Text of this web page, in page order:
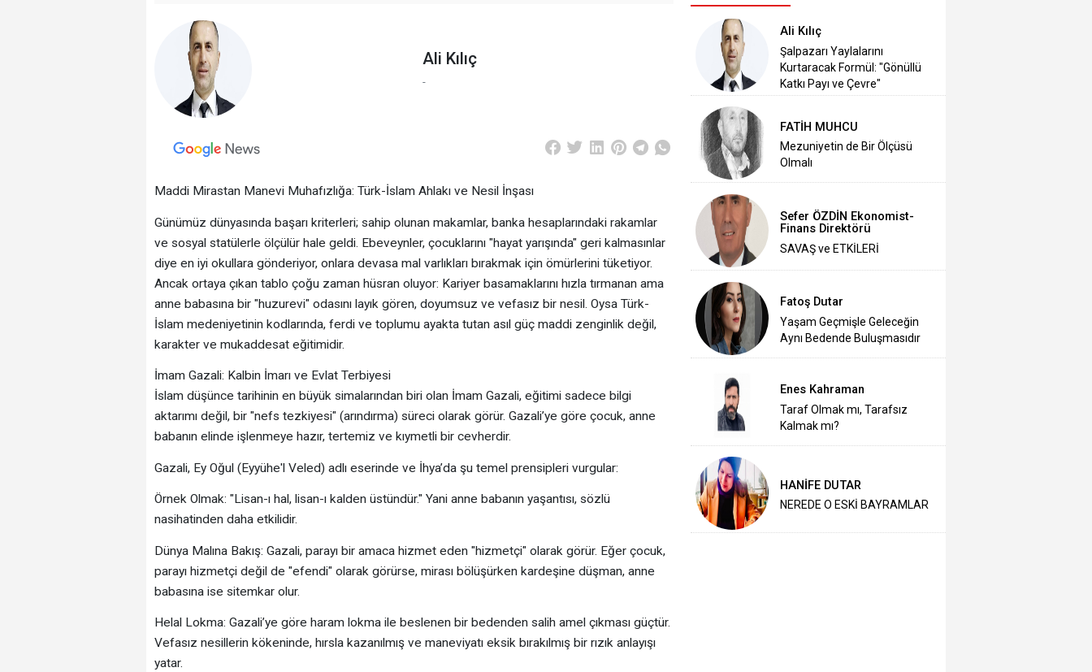
Ali Kılıç
-
Maddi Mirastan Manevi Muhafızlığa: Türk-İslam Ahlakı ve Nesil İnşası
​Günümüz dünyasında başarı kriterleri; sahip olunan makamlar, banka hesaplarındaki rakamlar
ve sosyal statülerle ölçülür hale geldi. Ebeveynler, çocuklarını "hayat yarışında" geri kalmasınlar
diye en iyi okullara gönderiyor, onlara devasa mal varlıkları bırakmak için ömürlerini tüketiyor.
Ancak ortaya çıkan tablo çoğu zaman hüsran oluyor: Kariyer basamaklarını hızla tırmanan ama
anne babasına bir "huzurevi" odasını layık gören, doyumsuz ve vefasız bir nesil. Oysa Türk-
İslam medeniyetinin kodlarında, ferdi ve toplumu ayakta tutan asıl güç maddi zenginlik değil,
karakter ve mukaddesat eğitimidir.
​İmam Gazali: Kalbin İmarı ve Evlat Terbiyesi
​İslam düşünce tarihinin en büyük simalarından biri olan İmam Gazali, eğitimi sadece bilgi
aktarımı değil, bir "nefs tezkiyesi" (arındırma) süreci olarak görür. Gazali’ye göre çocuk, anne
babanın elinde işlenmeye hazır, tertemiz ve kıymetli bir cevherdir.
​Gazali, Ey Oğul (Eyyühe'l Veled) adlı eserinde ve İhya’da şu temel prensipleri vurgular:
​Örnek Olmak: "Lisan-ı hal, lisan-ı kalden üstündür." Yani anne babanın yaşantısı, sözlü
nasihatinden daha etkilidir.
​Dünya Malına Bakış: Gazali, parayı bir amaca hizmet eden "hizmetçi" olarak görür. Eğer çocuk,
parayı hizmetçi değil de "efendi" olarak görürse, mirası bölüşürken kardeşine düşman, anne
babasına ise sitemkar olur.
​Helal Lokma: Gazali’ye göre haram lokma ile beslenen bir bedenden salih amel çıkması güçtür.
Vefasız nesillerin kökeninde, hırsla kazanılmış ve maneviyatı eksik bırakılmış bir rızık anlayışı
yatar.
Ali Kılıç
Şalpazarı Yaylalarını
Kurtaracak Formül: "Gönüllü
Katkı Payı ve Çevre"
FATİH MUHCU
Mezuniyetin de Bir Ölçüsü
Olmalı
Sefer ÖZDİN Ekonomist-
Finans Direktörü
SAVAŞ ve ETKİLERİ
Fatoş Dutar
Yaşam Geçmişle Geleceğin
Aynı Bedende Buluşmasıdır
Enes Kahraman
Taraf Olmak mı, Tarafsız
Kalmak mı?
HANİFE DUTAR
NEREDE O ESKİ BAYRAMLAR